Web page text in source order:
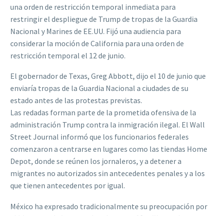
una orden de restricción temporal inmediata para
restringir el despliegue de Trump de tropas de la Guardia
Nacional y Marines de EE.UU. Fijó una audiencia para
considerar la moción de California para una orden de
restricción temporal el 12 de junio.
El gobernador de Texas, Greg Abbott, dijo el 10 de junio que
enviaría tropas de la Guardia Nacional a ciudades de su
estado antes de las protestas previstas.
Las redadas forman parte de la prometida ofensiva de la
administración Trump contra la inmigración ilegal. El Wall
Street Journal informó que los funcionarios federales
comenzaron a centrarse en lugares como las tiendas Home
Depot, donde se reúnen los jornaleros, y a detener a
migrantes no autorizados sin antecedentes penales y a los
que tienen antecedentes por igual.
México ha expresado tradicionalmente su preocupación por